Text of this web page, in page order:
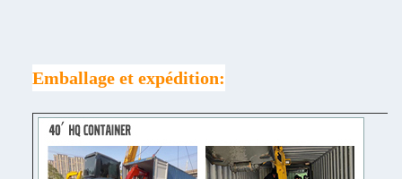
Emballage et expédition: